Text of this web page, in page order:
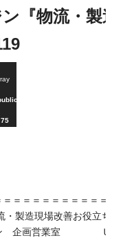
『物流・製
wp-
75
＝＝＝＝＝＝＝＝＝＝
製造現場改善お役立ち
ン 企画営業室 Ｕ